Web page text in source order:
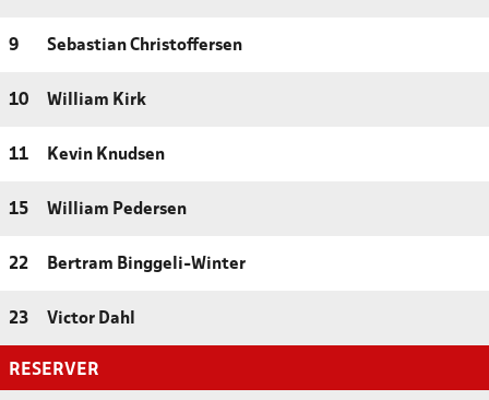
9 Sebastian Christoffersen
10 William Kirk
11 Kevin Knudsen
15 William Pedersen
22 Bertram Binggeli-Winter
23 Victor Dahl
RESERVER